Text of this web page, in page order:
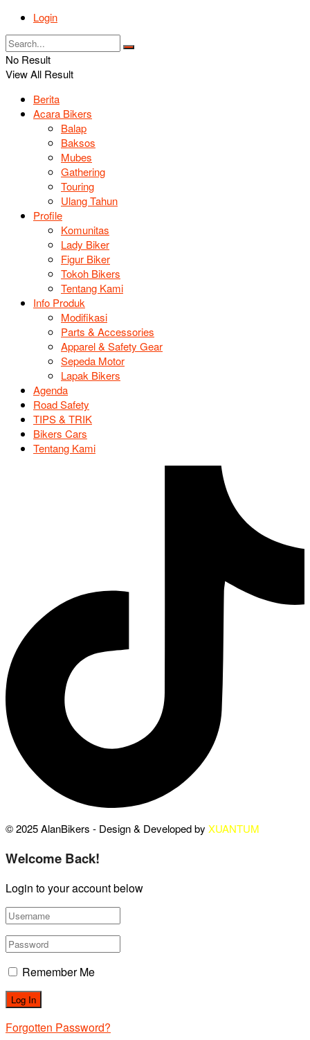
Login
No Result
View All Result
Berita
Acara Bikers
Balap
Baksos
Mubes
Gathering
Touring
Ulang Tahun
Profile
Komunitas
Lady Biker
Figur Biker
Tokoh Bikers
Tentang Kami
Info Produk
Modifikasi
Parts & Accessories
Apparel & Safety Gear
Sepeda Motor
Lapak Bikers
Agenda
Road Safety
TIPS & TRIK
Bikers Cars
Tentang Kami
© 2025 AlanBikers - Design & Developed by XUANTUM
Welcome Back!
Login to your account below
Remember Me
Forgotten Password?